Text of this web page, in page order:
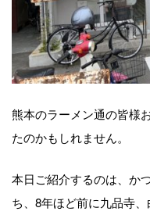
熊本のラーメン通の皆様
たのかもしれません。
本日ご紹介するのは、か
ち、8年ほど前に九品寺